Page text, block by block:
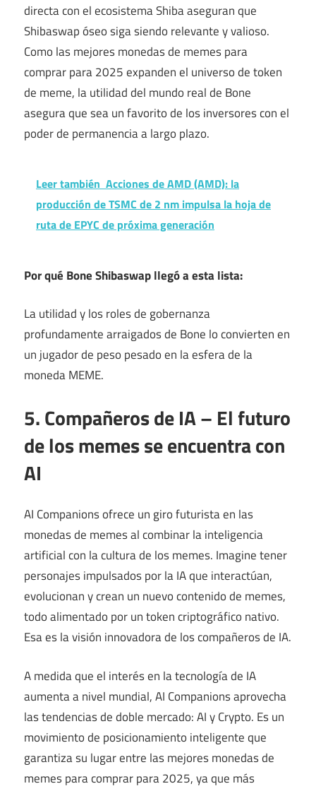
directa con el ecosistema Shiba aseguran que
Shibaswap óseo siga siendo relevante y valioso.
Como las mejores monedas de memes para
comprar para 2025 expanden el universo de token
de meme, la utilidad del mundo real de Bone
asegura que sea un favorito de los inversores con el
poder de permanencia a largo plazo.
Leer también Acciones de AMD (AMD): la
producción de TSMC de 2 nm impulsa la hoja de
ruta de EPYC de próxima generación
Por qué Bone Shibaswap llegó a esta lista:
La utilidad y los roles de gobernanza
profundamente arraigados de Bone lo convierten en
un jugador de peso pesado en la esfera de la
moneda MEME.
5. Compañeros de IA – El futuro
de los memes se encuentra con
AI
AI Companions ofrece un giro futurista en las
monedas de memes al combinar la inteligencia
artificial con la cultura de los memes. Imagine tener
personajes impulsados ​​por la IA que interactúan,
evolucionan y crean un nuevo contenido de memes,
todo alimentado por un token criptográfico nativo.
Esa es la visión innovadora de los compañeros de IA.
A medida que el interés en la tecnología de IA
aumenta a nivel mundial, AI Companions aprovecha
las tendencias de doble mercado: AI y Crypto. Es un
movimiento de posicionamiento inteligente que
garantiza su lugar entre las mejores monedas de
memes para comprar para 2025, ya que más